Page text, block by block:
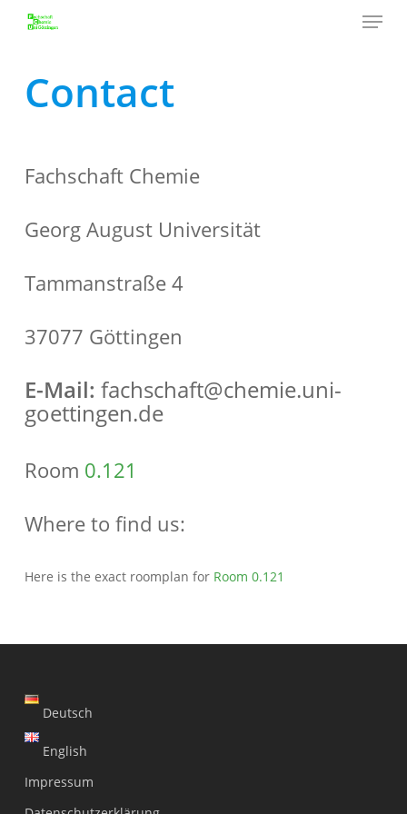
content
Menu
Contact
Fachschaft Chemie
Georg August Universität
Tammanstraße 4
37077 Göttingen
E-Mail: fachschaft@chemie.uni-
goettingen.de
Room 0.121
Where to find us:
Here is the exact roomplan for Room 0.121
Deutsch
English
Impressum